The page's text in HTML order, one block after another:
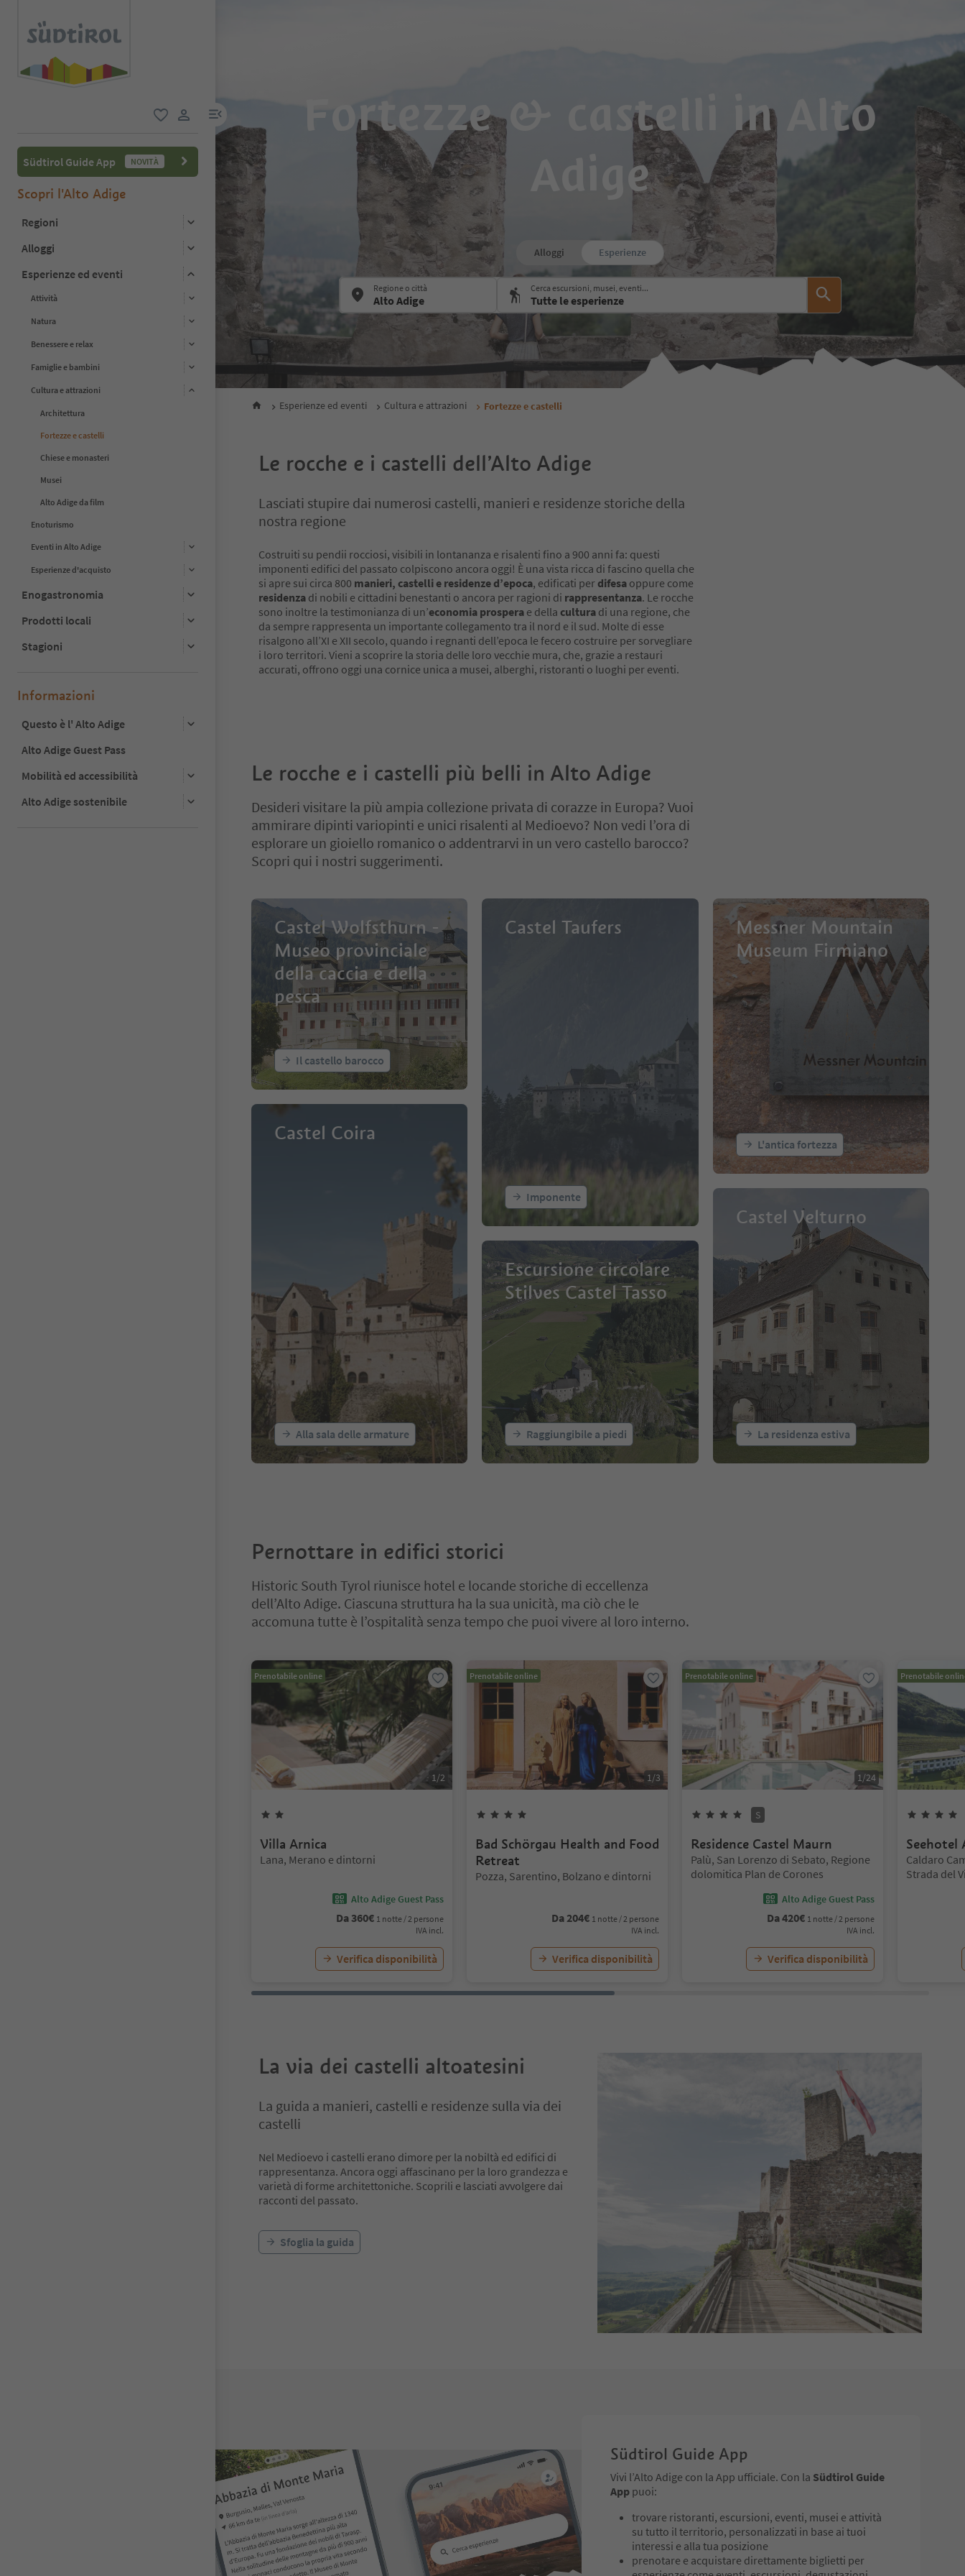
user link
menu link
Südtirol Guide App NOVITÀ
Scopri l'Alto Adige
Regioni
Alloggi
Esperienze ed eventi
Attività
Natura
Benessere e relax
Famiglie e bambini
Cultura e attrazioni
Architettura
Fortezze e castelli
Chiese e monasteri
Musei
Alto Adige da film
Enoturismo
Eventi in Alto Adige
Esperienze d'acquisto
Enogastronomia
Prodotti locali
Stagioni
Informazioni
Questo è l' Alto Adige
Alto Adige Guest Pass
Mobilità ed accessibilità
Alto Adige sostenibile
Fortezze & castelli in Alto
Adige
Alloggi Esperienze
Regione o città Cerca escursioni, musei, eventi...
Esperienze ed eventi Cultura e attrazioni Fortezze e castelli
Le rocche e i castelli dell’Alto Adige
Lasciati stupire dai numerosi castelli, manieri e residenze storiche della
nostra regione
Costruiti su pendii rocciosi, visibili in lontananza e risalenti fino a 900 anni fa: questi
imponenti edifici del passato colpiscono ancora oggi! È una vista ricca di fascino quella che
si apre sui circa 800 manieri, castelli e residenze d’epoca, edificati per difesa oppure come
residenza di nobili e cittadini benestanti o ancora per ragioni di rappresentanza. Le rocche
sono inoltre la testimonianza di un’economia prospera e della cultura di una regione, che
da sempre rappresenta un importante collegamento tra il nord e il sud. Molte di esse
risalgono all’XI e XII secolo, quando i regnanti dell’epoca le fecero costruire per sorvegliare
i loro territori. Vieni a scoprire la storia delle loro vecchie mura, che, grazie a restauri
accurati, offrono oggi una cornice unica a musei, alberghi, ristoranti o luoghi per eventi.
Le rocche e i castelli più belli in Alto Adige
Desideri visitare la più ampia collezione privata di corazze in Europa? Vuoi
ammirare dipinti variopinti e unici risalenti al Medioevo? Non vedi l’ora di
esplorare un gioiello romanico o addentrarvi in un vero castello barocco?
Scopri qui i nostri suggerimenti.
Castel Wolfsthurn -
Museo provinciale
della caccia e della
pesca
Il castello barocco
Castel Coira
Alla sala delle armature
Castel Taufers
Imponente
Escursione circolare
Stilves Castel Tasso
Raggiungibile a piedi
Messner Mountain
Museum Firmiano
L'antica fortezza
Castel Velturno
La residenza estiva
Pernottare in edifici storici
Historic South Tyrol riunisce hotel e locande storiche di eccellenza
dell’Alto Adige. Ciascuna struttura ha la sua unicità, ma ciò che le
accomuna tutte è l’ospitalità senza tempo che puoi vivere al loro interno.
Prenotabile online
1/2
Villa Arnica
Posizione:
Lana, Merano e dintorni
Alto Adige Guest Pass
Da360€ 1 notte / 2 persone
IVA incl.
Verifica disponibilità
Prenotabile online
1/3
Bad Schörgau Health and Food
Retreat
Posizione:
Pozza, Sarentino, Bolzano e dintorni
Da204€ 1 notte / 2 persone
IVA incl.
Verifica disponibilità
Prenotabile online
1/24
Stelle
S
Residence Castel Maurn
Posizione:
Palù, San Lorenzo di Sebato, Regione
dolomitica Plan de Corones
Alto Adige Guest Pass
Da420€ 1 notte / 2 persone
IVA incl.
Verifica disponibilità
Prenotabile
Seehotel
Posizione:
Caldaro
Strada del
La via dei castelli altoatesini
La guida a manieri, castelli e residenze sulla via dei
castelli
Nel Medioevo i castelli erano dimore per la nobiltà ed edifici di
rappresentanza. Ancora oggi affascinano per la loro grandezza e
varietà di forme architettoniche. Scoprili e lasciati avvolgere dai
racconti del passato.
Sfoglia la guida
Südtirol Guide App
Vivi l’Alto Adige con la App ufficiale. Con la Südtirol Guide
App puoi:
trovare ristoranti, escursioni, eventi, musei e attività
su tutto il territorio, personalizzati in base ai tuoi
interessi e alla tua posizione
prenotare e acquistare direttamente biglietti per